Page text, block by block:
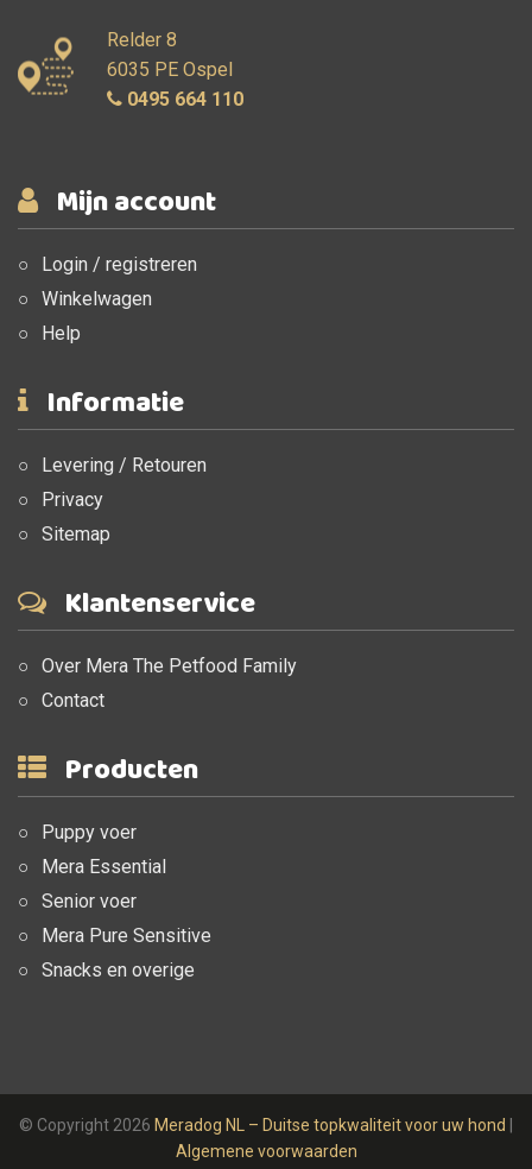
Relder 8
6035 PE Ospel
0495 664 110
Mijn account
Login / registreren
Winkelwagen
Help
Informatie
Levering / Retouren
Privacy
Sitemap
Klantenservice
Over Mera The Petfood Family
Contact
Producten
Puppy voer
Mera Essential
Senior voer
Mera Pure Sensitive
Snacks en overige
© Copyright 2026 Meradog NL – Duitse topkwaliteit voor uw hond
Algemene voorwaarden